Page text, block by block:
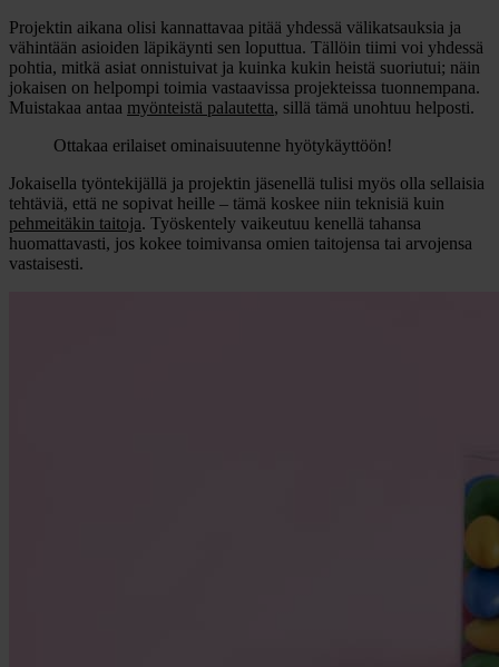
Projektin aikana olisi kannattavaa pitää yhdessä välikatsauksia ja
vähintään asioiden läpikäynti sen loputtua. Tällöin tiimi voi yhdessä
pohtia, mitkä asiat onnistuivat ja kuinka kukin heistä suoriutui; näin
jokaisen on helpompi toimia vastaavissa projekteissa tuonnempana.
Muistakaa antaa myönteistä palautetta, sillä tämä unohtuu helposti.
Ottakaa erilaiset ominaisuutenne hyötykäyttöön!
Jokaisella työntekijällä ja projektin jäsenellä tulisi myös olla sellaisia
tehtäviä, että ne sopivat heille – tämä koskee niin teknisiä kuin
pehmeitäkin taitoja. Työskentely vaikeutuu kenellä tahansa
huomattavasti, jos kokee toimivansa omien taitojensa tai arvojensa
vastaisesti.